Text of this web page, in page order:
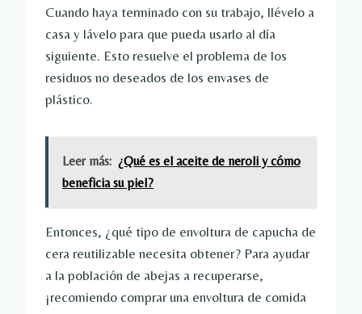
Cuando haya terminado con su trabajo, llévelo a
casa y lávelo para que pueda usarlo al día
siguiente. Esto resuelve el problema de los
residuos no deseados de los envases de
plástico.
Leer más: ¿Qué es el aceite de neroli y cómo
beneficia su piel?
Entonces, ¿qué tipo de envoltura de capucha de
cera reutilizable necesita obtener? Para ayudar
a la población de abejas a recuperarse,
¡recomiendo comprar una envoltura de comida